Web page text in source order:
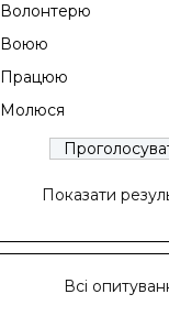
Волонтерю
Воюю
Працюю
Молюся
Показати
Всі